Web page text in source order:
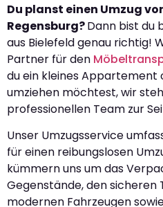
Du planst einen Umzug
Regensburg?Dann bist du
aus Bielefeld genau richtig!
Partner für den
du ein kleines Appartement
umziehen möchtest, wir
professionellen Team zur
Unser Umzugsservice
für einen reibungslosen
kümmern uns um das
Gegenstände, den sicheren
modernen Fahrzeugen